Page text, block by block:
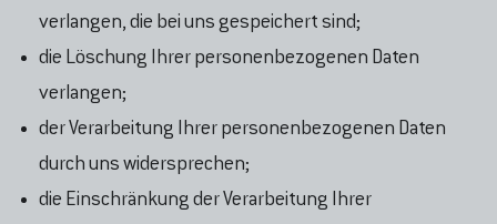
verlangen, die bei uns gespeichert sind;
die Löschung Ihrer personenbezogenen Daten
verlangen;
der Verarbeitung Ihrer personenbezogenen Daten
durch uns widersprechen;
die Einschränkung der Verarbeitung Ihrer